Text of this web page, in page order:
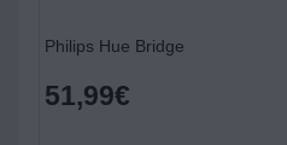
Philips Hue Bridge
51,99€